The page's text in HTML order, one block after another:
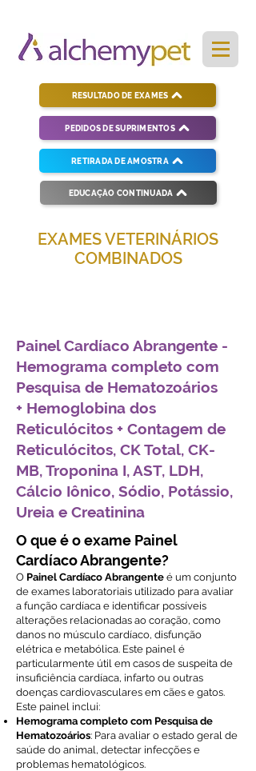
PEDIDOS DE SUPRIMENTOS
RESULTADO DE EXAMES
RETIRADA DE AMOSTRA
EDUCAÇÃO CONTINUADA
EXAMES VETERINÁRIOS
COMBINADOS
Painel Cardíaco Abrangente -
Hemograma completo com
Pesquisa de Hematozoários
+ Hemoglobina dos
Reticulócitos + Contagem de
Reticulócitos, CK Total, CK-
MB, Troponina I, AST, LDH,
Cálcio Iônico, Sódio, Potássio,
Ureia e Creatinina
O que é o exame Painel
Cardíaco Abrangente?
O Painel Cardíaco Abrangente é um conjunto
de exames laboratoriais utilizado para avaliar
a função cardíaca e identificar possíveis
alterações relacionadas ao coração, como
danos no músculo cardíaco, disfunção
elétrica e metabólica. Este painel é
particularmente útil em casos de suspeita de
insuficiência cardíaca, infarto ou outras
doenças cardiovasculares em cães e gatos.
Este painel inclui:
Hemograma completo com Pesquisa de
Hematozoários: Para avaliar o estado geral de
saúde do animal, detectar infecções e
problemas hematológicos.